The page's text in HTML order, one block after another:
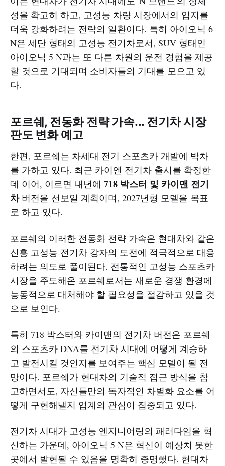
성을 확고히 하고, 고성능 차량 시장에서의 입지를
더욱 강화하려는 전략의 일환이다. 특히 아이오닉 6
N은 세단 형태의 고성능 전기차로서, SUV 형태인
아이오닉 5 N과는 또 다른 차원의 운전 경험을 제공
할 것으로 기대되며 소비자들의 기대를 모으고 있
다.
포르쉐, 전동화 전략 가속... 전기차 시장
판도 변화 예고
한편, 포르쉐는 차세대 전기 스포츠카 개발에 박차
를 가하고 있다. 최근 카이엔 전기차 출시를 확정한
데 이어, 이르면 내년에 718 박스터 및 카이맨 전기
차버전을 선보일 계획이며, 2027년형 모델을 목표
로 하고 있다.
포르쉐의 이러한 전동화 전략 가속은 현대차와 같은
신흥 고성능 전기차 강자의 도전에 적극적으로 대응
하려는 의도로 풀이된다. 전통적인 고성능 스포츠카
시장을 주도해온 포르쉐로서는 새로운 경쟁 환경에
능동적으로 대처해야 할 필요성을 절감하고 있을 것
으로 보인다.
특히 718 박스터와 카이맨의 전기차 버전은 포르쉐
의 스포츠카 DNA를 전기차 시대에 어떻게 계승하
고 발전시킬 것인지를 보여주는 핵심 모델이 될 전
망이다. 포르쉐가 현대차의 기술적 접근 방식을 참
고하면서도, 자신들만의 독자적인 차별화 요소를 어
떻게 구현해낼지 업계의 관심이 집중되고 있다.
전기차 시대가 고성능 엔지니어링의 패러다임을 혁
신하는 가운데, 아이오닉 5 N은 혁신이 예상치 못한
곳에서 발현될 수 있음을 명확히 증명했다. 현대차